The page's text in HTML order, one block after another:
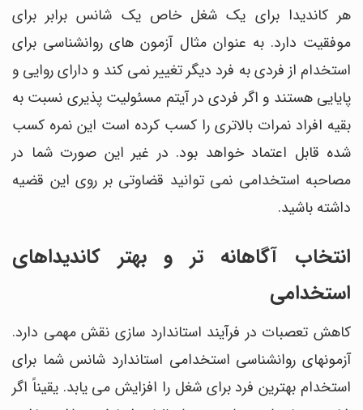
هر کاندیدا برای یک شغل خاص یک شانس برابر برای
موفقیت دارد. به عنوان مثال آزمون های روانشناسی برای
استخدام از فردی به فرد دیگر تغییر نمی کند و دارای روایی و
پایایی هستند و اگر فردی در آیتم مسئولیت پذیری نسبت به
بقیه افراد نمرات بالاتری را کسب کرده است این نمره کسب
شده قابل اعتماد خواهد بود. در غیر این صورت شما در
مصاحبه استخدامی نمی توانید قضاوتی بر روی این قضیه
داشته باشید.
انتخاب آگاهانه تر و بهتر کاندیداهای
استخدامی
کاهش تعصبات در فرآیند استاندارد سازی نقش مهمی دارد.
آزمونهای روانشناسی استخدامی استاندارد شانس شما برای
استخدام بهترین فرد برای شغل را افزایش می یابد. یقیناً اگر